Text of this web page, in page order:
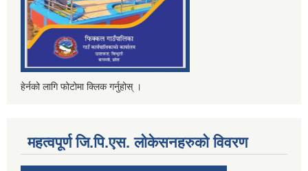
हेर्नको लागि फोटोमा क्लिक गर्नुहोस् ।
महत्वपूर्ण जि.पि.एस. लोकेसनहरुको विवरण